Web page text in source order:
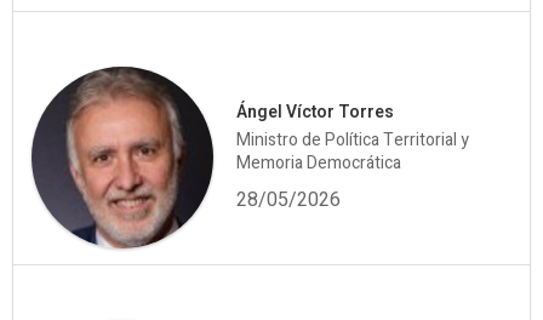
Ángel Víctor Torres
Ministro de Política Territorial y
Memoria Democrática
28/05/2026